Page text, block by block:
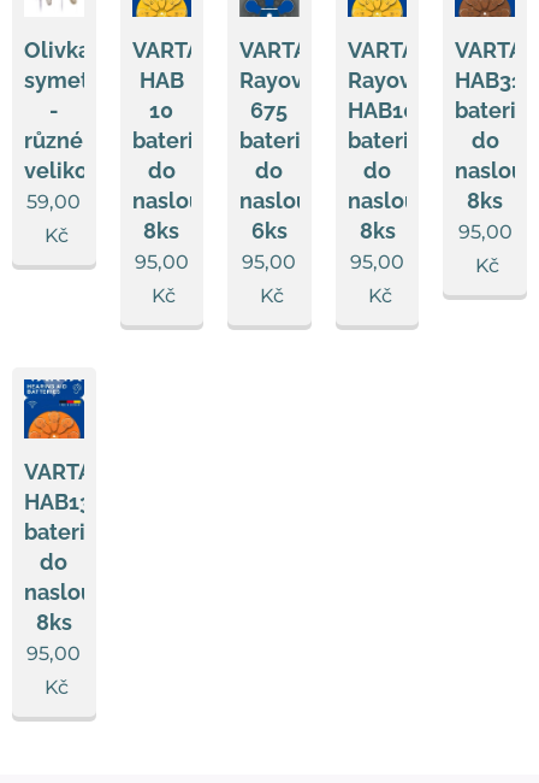
Olivka
symetrická
-
různé
velikosti
59,00
Kč
VARTA
HAB
10
baterie
do
naslouchadel,
8ks
95,00
Kč
VARTA
Rayovac
675
baterie
do
naslouchadel,
6ks
95,00
Kč
VARTA
Rayovac
HAB10
baterie
do
naslouchadel,
8ks
95,00
Kč
VARTA
HAB312
baterie
do
8ks
95,00
Kč
VARTA
HAB13
baterie
do
naslouchadel,
8ks
95,00
Kč